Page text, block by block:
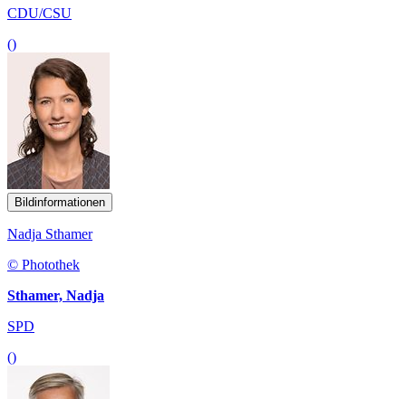
CDU/CSU
()
Bildinformationen
Nadja Sthamer
© Photothek
Sthamer, Nadja
SPD
()